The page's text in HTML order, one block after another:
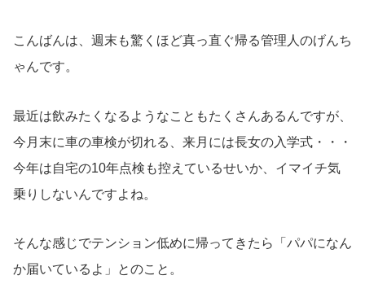
こんばんは、週末も驚くほど真っ直ぐ帰る管理人のげんち
ゃんです。
最近は飲みたくなるようなこともたくさんあるんですが、
今月末に車の車検が切れる、来月には長女の入学式・・・
今年は自宅の10年点検も控えているせいか、イマイチ気
乗りしないんですよね。
そんな感じでテンション低めに帰ってきたら「パパになん
か届いているよ」とのこと。